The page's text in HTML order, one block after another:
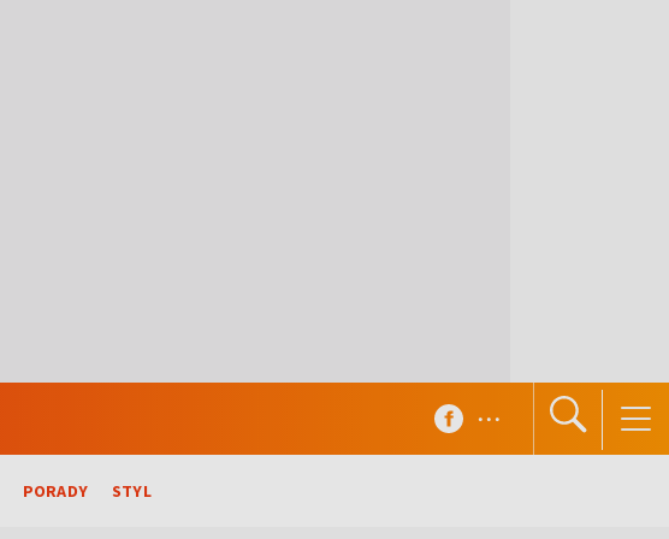
PORADY STYL
...